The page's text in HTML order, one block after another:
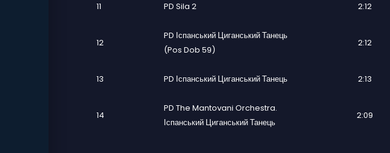
11 PD Sila 2 2:12
12
PD Іспанський Циганський Танець
(Pos Dob 59)
2:12
13 PD Іспанський Циганський Танець 2:13
14
PD The Mantovani Orchestra.
Іспанський Циганський Танець
2:09